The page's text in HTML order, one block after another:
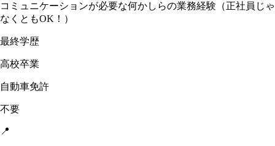
コミュニケーションが必要な何かしらの業務経験（正社員じゃ
なくともOK！）
最終学歴
高校卒業
自動車免許
不要
📍